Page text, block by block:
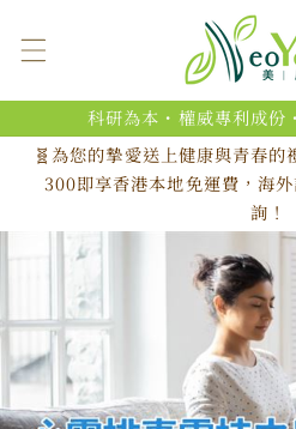
容
科研為本・權威專利成份
🧬為您的摯愛送上健康與青春
300即享香港本地免運費，海
詢！